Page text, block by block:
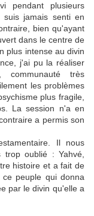
pendant plusieurs
jamais senti en
bien qu'ayant
dans le centre de
plus intense au divin
j'ai pu la réaliser
communauté très
les problèmes
plus fragile,
La session n'a en
a permis son
Il nous
trop oublié : Yahvé,
histoire et a fait de
peuple qui donna
par le divin qu'elle a